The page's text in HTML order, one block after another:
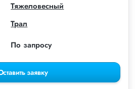
Тяжеловесный
Трал
По запросу
заявку